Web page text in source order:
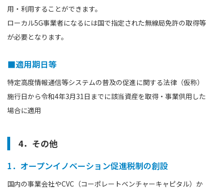
用・利用することができます。
ローカル5G事業者になるには国で指定された無線局免許の取得等
が必要となります。
■適用期日等
特定高度情報通信等システムの普及の促進に関する法律（仮称）
施行日から令和4年3月31日までに該当資産を取得・事業供用した
場合に適用
4．その他
1．オープンイノベーション促進税制の創設
国内の事業会社やCVC（コーポレートベンチャーキャピタル）か